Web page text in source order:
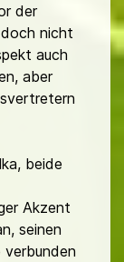
der
nicht
auch
aber
beide
Akzent
seinen
verbunden